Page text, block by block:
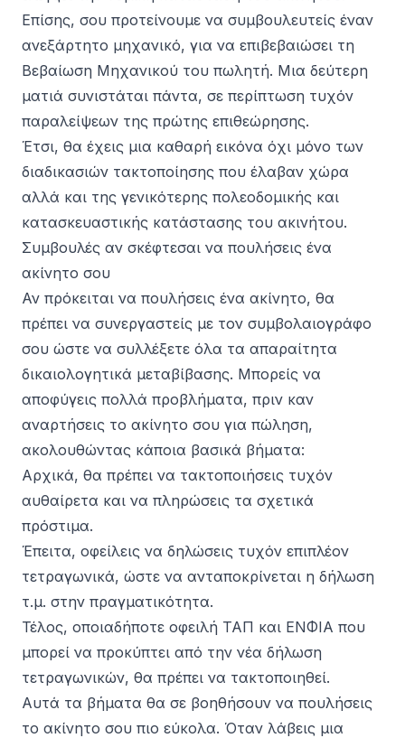
Επίσης, σου προτείνουμε να συμβουλευτείς έναν
ανεξάρτητο μηχανικό, για να επιβεβαιώσει τη
Βεβαίωση Μηχανικού του πωλητή. Μια δεύτερη
ματιά συνιστάται πάντα, σε περίπτωση τυχόν
παραλείψεων της πρώτης επιθεώρησης.
Έτσι, θα έχεις μια καθαρή εικόνα όχι μόνο των
διαδικασιών τακτοποίησης που έλαβαν χώρα
αλλά και της γενικότερης πολεοδομικής και
κατασκευαστικής κατάστασης του ακινήτου.
Συμβουλές αν σκέφτεσαι να πουλήσεις ένα
ακίνητο σου
Αν πρόκειται να πουλήσεις ένα ακίνητο, θα
πρέπει να συνεργαστείς με τον συμβολαιογράφο
σου ώστε να συλλέξετε όλα τα απαραίτητα
δικαιολογητικά μεταβίβασης. Μπορείς να
αποφύγεις πολλά προβλήματα, πριν καν
αναρτήσεις το ακίνητο σου για πώληση,
ακολουθώντας κάποια βασικά βήματα:
Αρχικά, θα πρέπει να τακτοποιήσεις τυχόν
αυθαίρετα και να πληρώσεις τα σχετικά
πρόστιμα.
Έπειτα, οφείλεις να δηλώσεις τυχόν επιπλέον
τετραγωνικά, ώστε να ανταποκρίνεται η δήλωση
τ.μ. στην πραγματικότητα.
Τέλος, οποιαδήποτε οφειλή ΤΑΠ και ΕΝΦΙΑ που
μπορεί να προκύπτει από την νέα δήλωση
τετραγωνικών, θα πρέπει να τακτοποιηθεί.
Αυτά τα βήματα θα σε βοηθήσουν να πουλήσεις
το ακίνητο σου πιο εύκολα. Όταν λάβεις μια